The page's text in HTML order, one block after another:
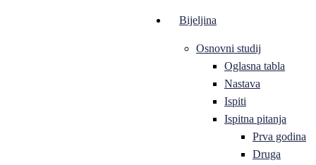
Bijeljina
Osnovni studij
Oglasna tabla
Nastava
Ispiti
Ispitna pitanja
Prva godina
Druga